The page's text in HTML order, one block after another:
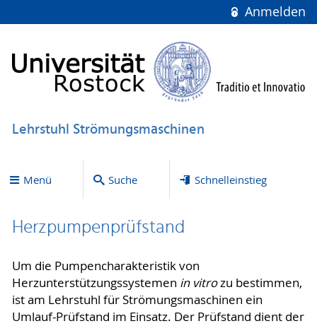
Anmelden
Lehrstuhl Strömungsmaschinen
Menü Suche Schnelleinstieg
Herzpumpenprüfstand
Um die Pumpencharakteristik von
Herzunterstützungssystemen in vitrozu bestimmen,
ist am Lehrstuhl für Strömungsmaschinen ein
Umlauf-Prüfstand im Einsatz. Der Prüfstand dient der